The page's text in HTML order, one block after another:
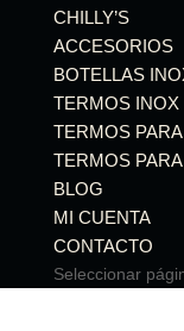
CHILLY’S
ACCESORIOS
BOTELLAS
TERMOS INOX
TERMOS
TERMOS
BLOG
MI CUENTA
CONTACTO
Seleccionar